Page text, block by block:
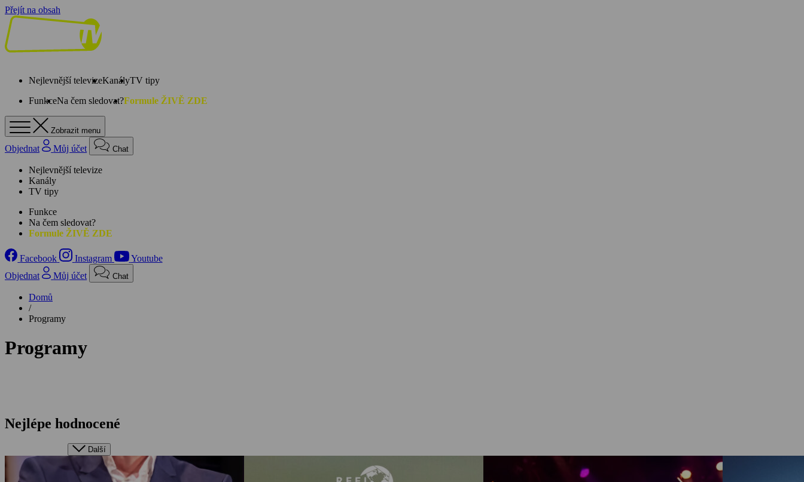
Přejít na obsah
Nejlevnější televizeKanályTV tipy
FunkceNa čem sledovat?Formule ŽIVĚ ZDE
Zobrazit menu
Objednat Můj účet Chat
Nejlevnější televize
Kanály
TV tipy
Funkce
Na čem sledovat?
Formule ŽIVĚ ZDE
Facebook Instagram
Youtube
Objednat
Můj účet Chat
Domů
/
Programy
Programy
Nejlépe hodnocené
Další